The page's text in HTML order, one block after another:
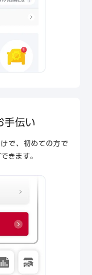
手伝い
で、初めての方で
きます。